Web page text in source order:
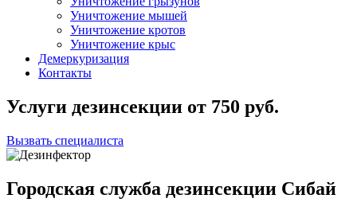
Уничтожение мышей
Уничтожение кротов
Уничтожение крыс
Демеркуризация
Контакты
Услуги дезинсекции от 750 руб.
Вызвать специалиста
Городская служба дезинсекции Сибай